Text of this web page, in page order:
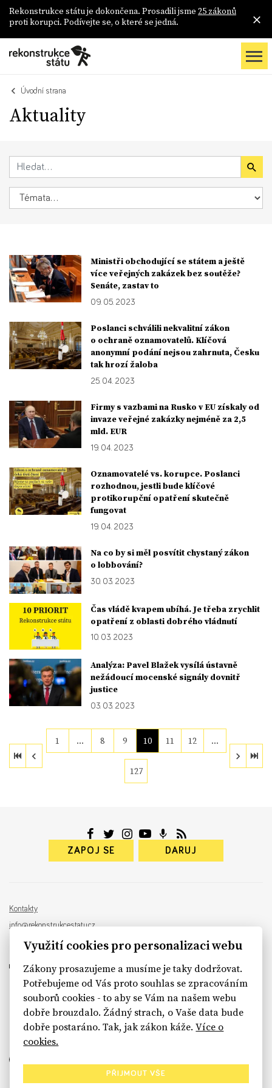
Rekonstrukce státu je dokončena. Prosadili jsme 25 zákonů
proti korupci. Podívejte se, o které se jedná.
Úvodní strana
Aktuality
Ministři obchodující se státem a ještě
více veřejných zakázek bez soutěže?
Senáte, zastav to
09. 05. 2023
Poslanci schválili nekvalitní zákon
o ochraně oznamovatelů. Klíčová
anonymní podání nejsou zahrnuta, Česku
tak hrozí žaloba
25. 04. 2023
Firmy s vazbami na Rusko v EU získaly od
invaze veřejné zakázky nejméně za 2,5
mld. EUR
19. 04. 2023
Oznamovatelé vs. korupce. Poslanci
rozhodnou, jestli bude klíčové
protikorupční opatření skutečně
fungovat
19. 04. 2023
Na co by si měl posvítit chystaný zákon
o lobbování?
30. 03. 2023
Čas vládě kvapem ubíhá. Je třeba zrychlit
opatření z oblasti dobrého vládnutí
10. 03. 2023
Analýza: Pavel Blažek vysílá ústavně
nežádoucí mocenské signály dovnitř
justice
03. 03. 2023
1 … 8 9 10 11 12 …
127
ZAPOJ SE DARUJ
Kontakty
info@rekonstrukcestatu.cz
Návrh a vývoj: Sinfin , ilustrace:
sinfin.digital
Využití cookies pro personalizaci webu
Zákony prosazujeme a musíme je taky dodržovat.
Potřebujeme od Vás proto souhlas se zpracováním
souborů cookies - to aby se Vám na našem webu
dobře brouzdalo. Žádný strach, o Vaše data bude
dobře postaráno. Tak, jak zákon káže.Více o
cookies.
PŘIJMOUT VŠE